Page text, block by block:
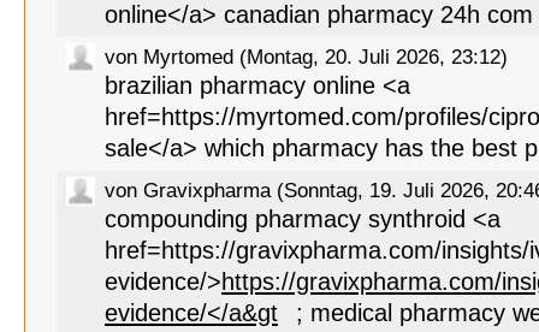
online</a> canadian pharmacy 24h com
von Myrtomed (Montag, 20. Juli 2026, 23:12)
brazilian pharmacy online <a
href=https://myrtomed.com/profiles/
sale</a> which pharmacy has the best
von Gravixpharma (Sonntag, 19. Juli 2026,
compounding pharmacy synthroid <a
href=https://gravixpharma.com/
evidence/>https://gravixpharma.com/
evidence/</a&gt
; medical pharmacy